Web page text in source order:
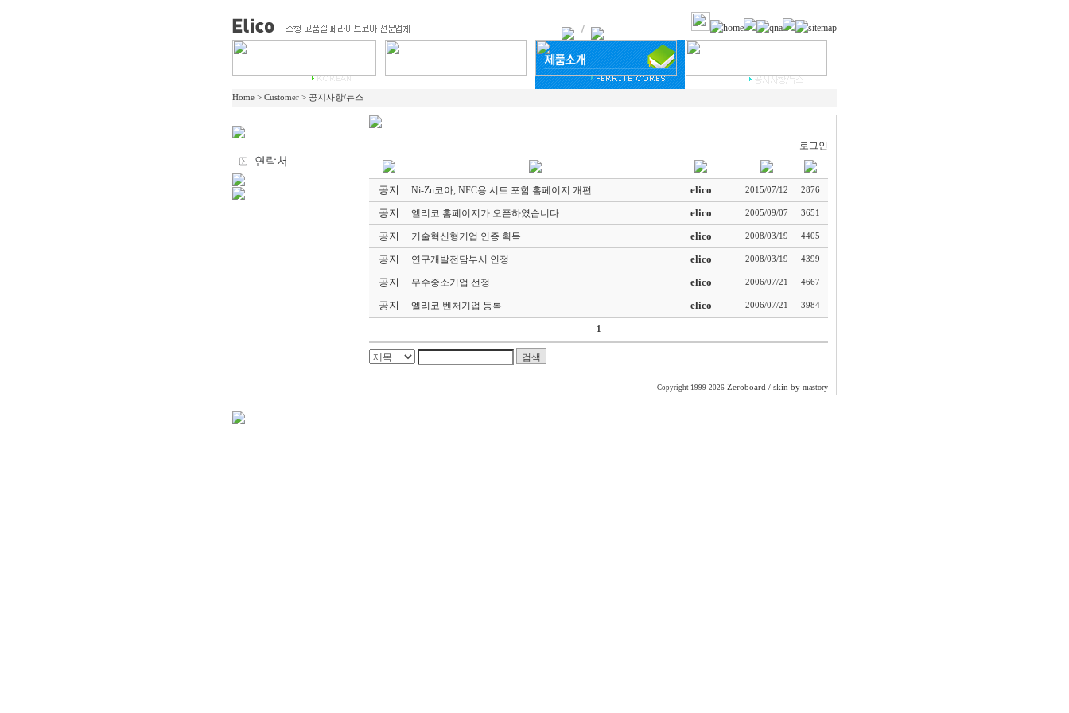
Home > Customer > 공지사항/뉴스
로그인
공지 Ni-Zn코아, NFC용 시트 포함 홈페이지 개편 elico 2015/07/12 2876
공지 엘리코 홈페이지가 오픈하였습니다. elico 2005/09/07 3651
공지 기술혁신형기업 인증 획득 elico 2008/03/19 4405
공지 연구개발전담부서 인정 elico 2008/03/19 4399
공지 우수중소기업 선정 elico 2006/07/21 4667
공지 엘리코 벤처기업 등록 elico 2006/07/21 3984
1
Copyright 1999-2026 Zeroboard / skin by mastory